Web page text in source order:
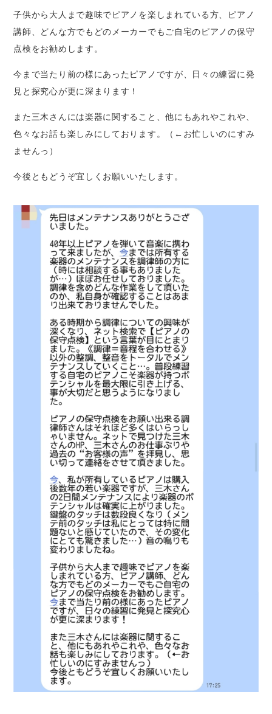
子供から大人まで趣味でピアノを楽しまれている方、ピアノ
講師、どんな方でもどのメーカーでもご自宅のピアノの保守
点検をお勧めします。
今まで当たり前の様にあったピアノですが、日々の練習に発
見と探究心が更に深まります！
また三木さんには楽器に関すること、他にもあれやこれや、
色々なお話も楽しみにしております。（←お忙しいのにすみ
ませんっ）
今後ともどうぞ宜しくお願いいたします。